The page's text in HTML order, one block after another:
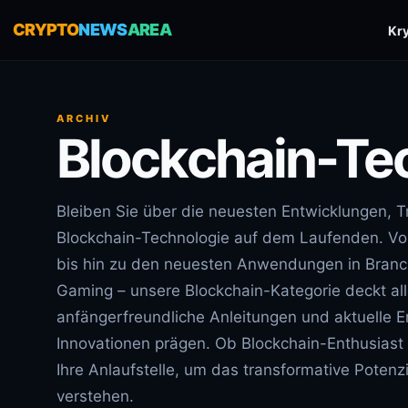
CRYPTONEWSAREA
ARCHIV
Blockchain-
Bleiben Sie über die neuesten Entwicklungen,
Blockchain-Technologie auf dem Laufenden.
bis hin zu den neuesten Anwendungen in
Gaming – unsere Blockchain-Kategorie deckt
anfängerfreundliche Anleitungen und aktuelle
Innovationen prägen. Ob Blockchain-
Ihre Anlaufstelle, um das transformative
verstehen.